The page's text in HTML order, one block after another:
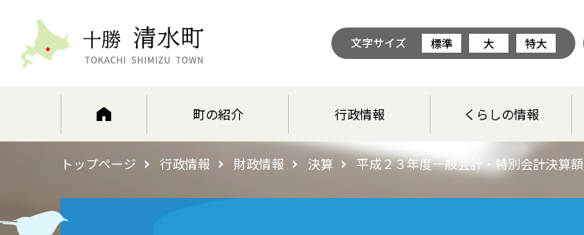
文字サイズ 標準 大 特大
町の紹介 行政情報 くらしの情報
トップページ 行政情報 財政情報 決算 平成２３年度一般会計・特別会計決算額